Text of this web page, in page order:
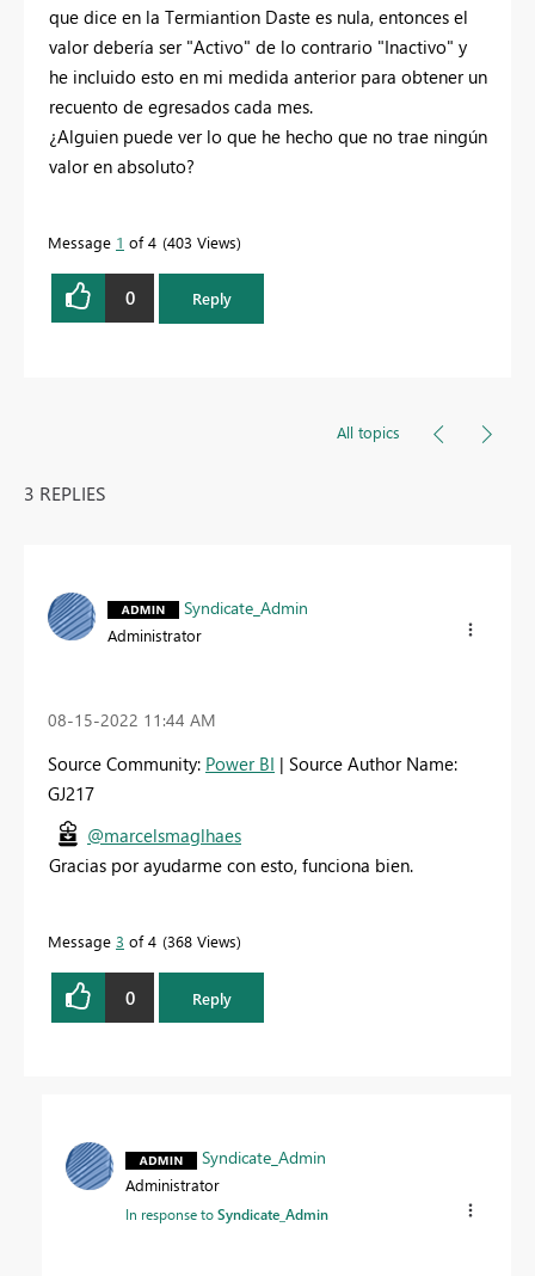
que dice en la Termiantion Daste es nula, entonces el
valor debería ser "Activo" de lo contrario "Inactivo" y
he incluido esto en mi medida anterior para obtener un
recuento de egresados cada mes.
¿Alguien puede ver lo que he hecho que no trae ningún
valor en absoluto?
Message 1 of 4 403 Views
0 Reply
All topics
3 REPLIES
Syndicate_Admin
Administrator
‎08-15-2022 11:44 AM
Source Community: Power BI | Source Author Name:
GJ217
@marcelsmaglhaes
Gracias por ayudarme con esto, funciona bien.
Message 3 of 4 368 Views
0 Reply
Syndicate_Admin
Administrator
In response toSyndicate_Admin